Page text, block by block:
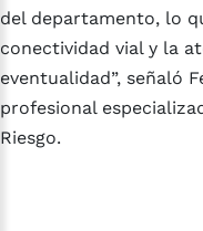
del departamento, lo
conectividad vial y la
eventualidad”, señaló
profesional
Riesgo.